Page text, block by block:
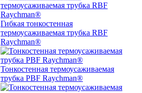
Гибкая тонкостенная
термоусаживаемая трубка RBF
Raychman®
Тонкостенная термоусаживаемая
трубка PBF Raychman®